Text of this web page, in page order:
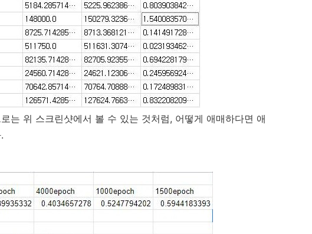
는 위 스크린샷에서 볼 수 있는 것처럼, 어떻게 애매하다면 애